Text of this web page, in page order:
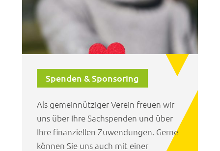
Spenden & Sponsoring
Als gemeinnütziger Verein freuen wir
uns über Ihre Sachspenden und über
Ihre finanziellen Zuwendungen. Gerne
können Sie uns auch mit einer